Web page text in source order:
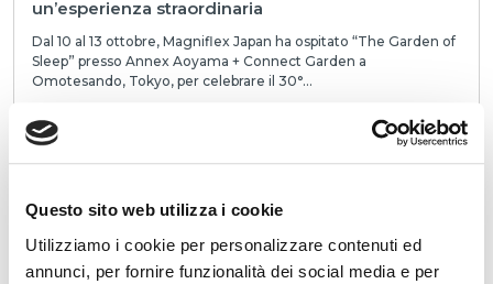
Questo sito web utilizza i cookie
Utilizziamo i cookie per personalizzare contenuti ed
annunci, per fornire funzionalità dei social media e per
un’esperienza straordinaria
Dal 10 al 13 ottobre, Magniflex Japan ha ospitato “The Garden of
Sleep” presso Annex Aoyama + Connect Garden a
Omotesando, Tokyo, per celebrare il 30°...
LEGGI